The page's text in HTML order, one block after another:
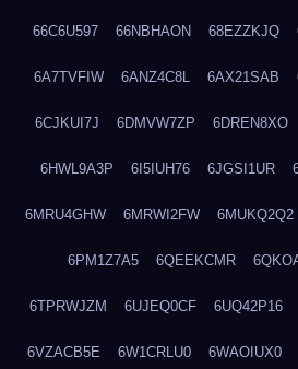
66C6U597 66NBHAON 68EZZKJQ
6A7TVFIW 6ANZ4C8L 6AX21SAB
6CJKUI7J 6DMVW7ZP 6DREN8XO
6HWL9A3P 6I5IUH76 6JGSI1UR
6MRU4GHW 6MRWI2FW 6MUKQ2Q2
6PM1Z7A5 6QEEKCMR
6TPRWJZM 6UJEQ0CF 6UQ42P16
6VZACB5E 6W1CRLU0 6WAOIUX0